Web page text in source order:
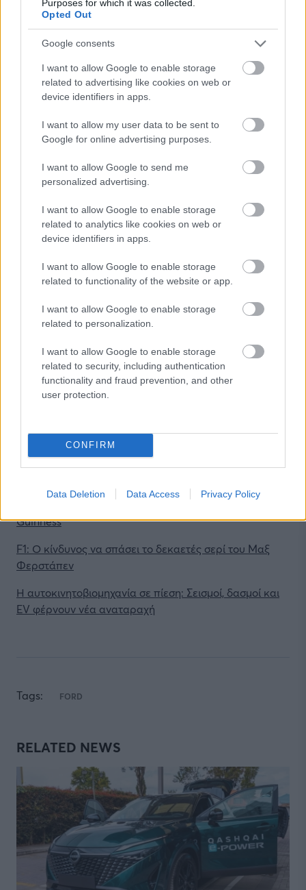
Purposes for which it was collected.
Opted Out
Google consents
I want to allow Google to enable storage
related to advertising like cookies on web or
device identifiers in apps.
I want to allow my user data to be sent to
Google for online advertising purposes.
I want to allow Google to send me
personalized advertising.
I want to allow Google to enable storage
related to analytics like cookies on web or
device identifiers in apps.
I want to allow Google to enable storage
related to functionality of the website or app.
I want to allow Google to enable storage
related to personalization.
I want to allow Google to enable storage
related to security, including authentication
functionality and fraud prevention, and other
user protection.
CONFIRM
Data Deletion Data Access Privacy Policy
αυτοπεποίθηση στο χώμα και την ικανότητα
αντιμετώπισης κάθε πρόκλησης. Η Ford
επιδιώκει να προσφέρει στους οδηγούς μια
ισχυρή σύνδεση πίσω από το τιμόνι,
επιστρέφοντας στη δημιουργία οχημάτων ικανών
να κατακτούν μερικούς από τους πιο
απαιτητικούς δρόμους του πλανήτη.
1.980 χιλιόμετρα με 55 λίτρα βενζίνης και ρεκόρ
Guinness
F1: Ο κίνδυνος να σπάσει το δεκαετές σερί του Μαξ
Φερστάπεν
Η αυτοκινητοβιομηχανία σε πίεση: Σεισμοί, δασμοί και
EV φέρνουν νέα αναταραχή
Tags: FORD
RELATED NEWS